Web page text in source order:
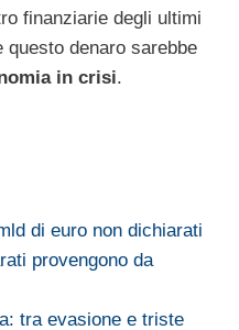
finanziarie degli ultimi
questo denaro sarebbe
in crisi.
di euro non dichiarati
provengono da
tra evasione e triste